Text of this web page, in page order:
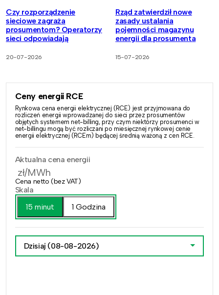
Czy rozporządzenie
sieciowe zagraża
prosumentom? Operatorzy
sieci odpowiadają
20-07-2026
Rząd zatwierdził nowe
zasady ustalania
pojemności magazynu
energii dla prosumenta
15-07-2026
Ceny energii RCE
Rynkowa cena energii elektrycznej (RCE) jest przyjmowana do
rozliczeń energii wprowadzanej do sieci przez prosumentów
objętych systemem net-billing, przy czym niektórzy prosumenci w
net-billingu mogą być rozliczani po miesięcznej rynkowej cenie
energii elektrycznej (RCEm) będącej średnią ważoną z cen RCE.
Aktualna cena energii
zł/MWh
Cena netto (bez VAT)
Skala
15 minut
1 Godzina
Dzisiaj (08-08-2026)